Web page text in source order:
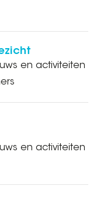
en activiteiten
en activiteiten